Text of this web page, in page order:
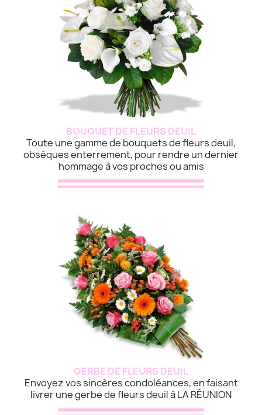
BOUQUET DE FLEURS DEUIL
Toute une gamme de bouquets de fleurs deuil,
obsèques enterrement, pour rendre un dernier
hommage à vos proches ou amis
GERBE DE FLEURS DEUIL
Envoyez vos sincères condoléances, en faisant
livrer une gerbe de fleurs deuil à LA RÉUNION